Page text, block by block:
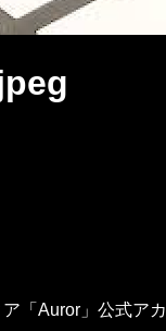
「Auror」公式アカ